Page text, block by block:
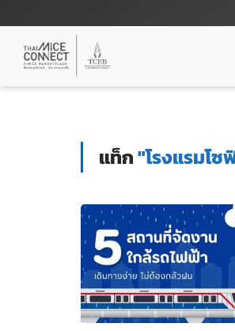
แท็ก"โรงแรมโ